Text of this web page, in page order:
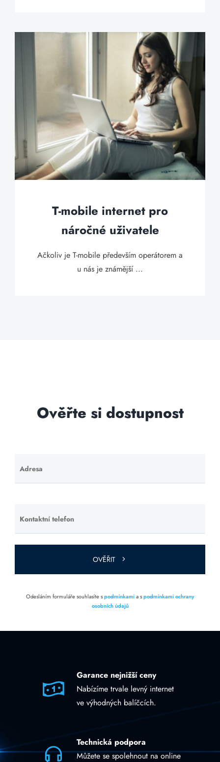
T-mobile internet pro
náročné uživatele
Ačkoliv je T-mobile především operátorem a
u nás je známější ...
Ověřte si dostupnost
Adresa
Ponechte
toto pole
Kontaktní telefon
Ponechte
toto pole
prázdné.
OVĚŘIT
Odesláním formuláře souhlasíte spodmínkamia spodmínkami ochrany
osobních údajů
Garance nejnižší ceny
Nabízíme trvale levný internet
ve výhodných balíčcích.
Technická podpora
Můžete se spolehnout na online